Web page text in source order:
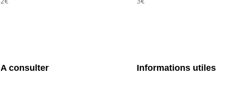
A consulter Informations utiles